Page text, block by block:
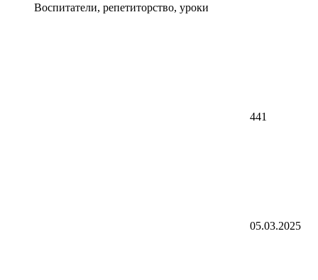
Воспитатели, репетиторство, уроки
441
05.03.2025